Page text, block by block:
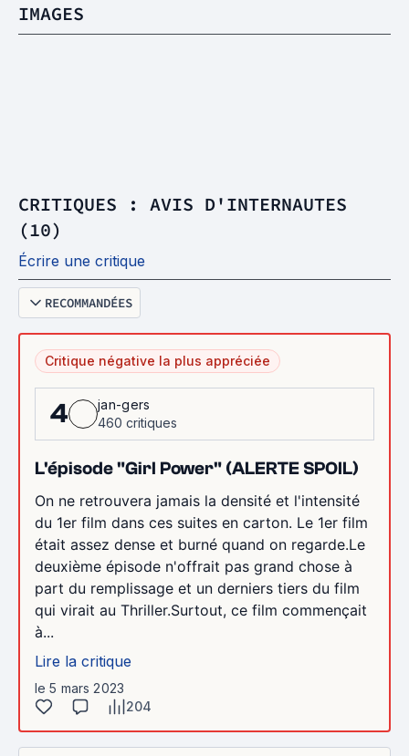
IMAGES
CRITIQUES : AVIS D'INTERNAUTES
(10)
Écrire une critique
RECOMMANDÉES
Critique négative la plus appréciée
4
jan-gers
460 critiques
L'épisode "Girl Power" (ALERTE SPOIL)
On ne retrouvera jamais la densité et l'intensité
du 1er film dans ces suites en carton. Le 1er film
était assez dense et burné quand on regarde.Le
deuxième épisode n'offrait pas grand chose à
part du remplissage et un derniers tiers du film
qui virait au Thriller.Surtout, ce film commençait
à...
Lire la critique
le 5 mars 2023
204